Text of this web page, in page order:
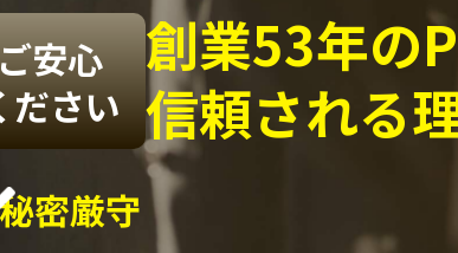
安心
ださい
創業53年の
信頼される
秘密厳守